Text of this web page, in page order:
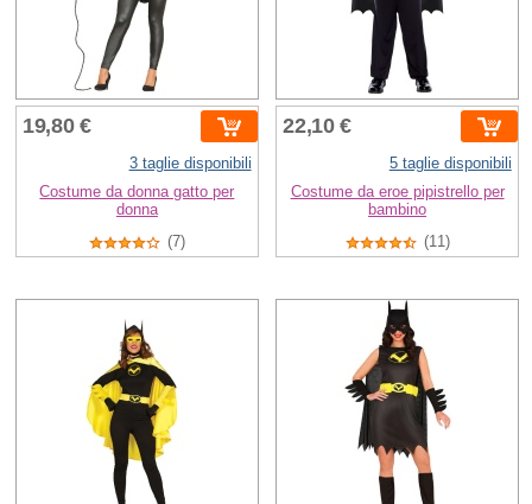
19,80 €
3 taglie disponibili
Costume da donna gatto per
donna
(7)
22,10 €
5 taglie disponibili
Costume da eroe pipistrello per
bambino
(11)